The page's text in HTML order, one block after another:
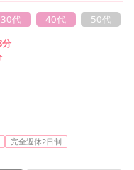
30代 40代
50代
分
完全週休2日制